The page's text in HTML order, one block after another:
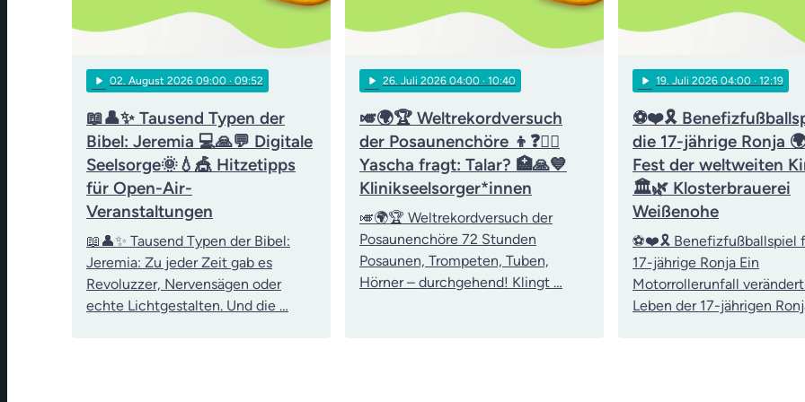
play_arrow 02 . August 2026 09:00 · 09:52
📖👤✨ Tausend Typen der
Bibel: Jeremia 💻🙏💬 Digitale
Seelsorge🌞💧🎪 Hitzetipps
für Open-Air-
Veranstaltungen
📖👤✨ Tausend Typen der Bibel:
Jeremia: Zu jeder Zeit gab es
Revoluzzer, Nervensägen oder
echte Lichtgestalten. Und die …
play_arrow 26 . Juli 2026 04:00 · 10:40
🎺🌍🏆 Weltrekordversuch
der Posaunenchöre 👦❓👨‍⚖️
Yascha fragt: Talar? 🏥🙏💙
Klinikseelsorger*innen
🎺🌍🏆 Weltrekordversuch der
Posaunenchöre 72 Stunden
Posaunen, Trompeten, Tuben,
Hörner – durchgehend! Klingt …
play_arrow 19 . Juli 2026 04:00 · 12:19
⚽❤️🎗️
die 17-jährige Ronja
Fest der weltweiten
🏛️🌿 Klosterbrauerei
Weißenohe
⚽❤️🎗️ Benefizfußballspiel
17-jährige Ronja Ein
Motorrollerunfall
Leben der 17-jährigen